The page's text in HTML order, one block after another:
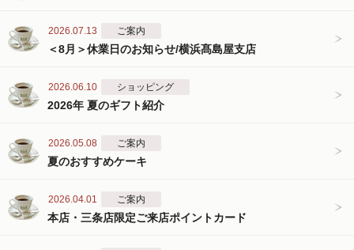
2026.07.13 ご案内
＜8月＞休業日のお知らせ/横浜髙島屋支店
2026.06.10 ショッピング
2026年 夏のギフト紹介
2026.05.08 ご案内
夏のおすすめケーキ
2026.04.01 ご案内
本店・三条店限定ご来店ポイントカード